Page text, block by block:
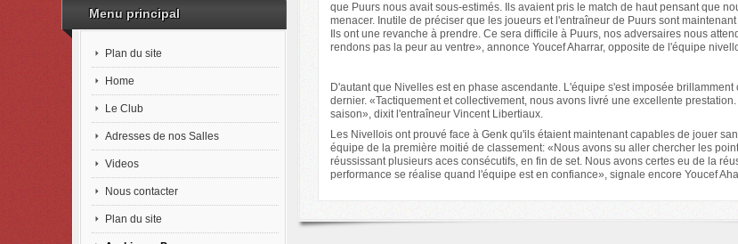
Menu principal
Plan du site
Home
Le Club
Adresses de nos Salles
Videos
Nous contacter
Plan du site
que Puurs nous avait sous-estimés. Ils avaient pris le match de haut pensant que
menacer. Inutile de préciser que les joueurs et l'entraîneur de Puurs sont
Ils ont une revanche à prendre. Ce sera difficile à Puurs, nos adversaires nous
rendons pas la peur au ventre», annonce Youcef Aharrar, opposite de l'équipe
D'autant que Nivelles est en phase ascendante. L'équipe s'est imposée brillamment
dernier. «Tactiquement et collectivement, nous avons livré une excellente
saison», dixit l'entraîneur Vincent Libertiaux.
Les Nivellois ont prouvé face à Genk qu'ils étaient maintenant capables de jouer
équipe de la première moitié de classement: «Nous avons su aller chercher les
réussissant plusieurs aces consécutifs, en fin de set. Nous avons certes eu de la
performance se réalise quand l'équipe est en confiance», signale encore Youcef